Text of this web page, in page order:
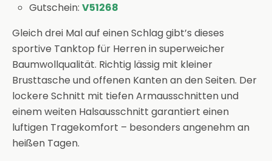
Gutschein:V51268
Gleich drei Mal auf einen Schlag gibt’s dieses
sportive Tanktop für Herren in superweicher
Baumwollqualität. Richtig lässig mit kleiner
Brusttasche und offenen Kanten an den Seiten. Der
lockere Schnitt mit tiefen Armausschnitten und
einem weiten Halsausschnitt garantiert einen
luftigen Tragekomfort – besonders angenehm an
heißen Tagen.